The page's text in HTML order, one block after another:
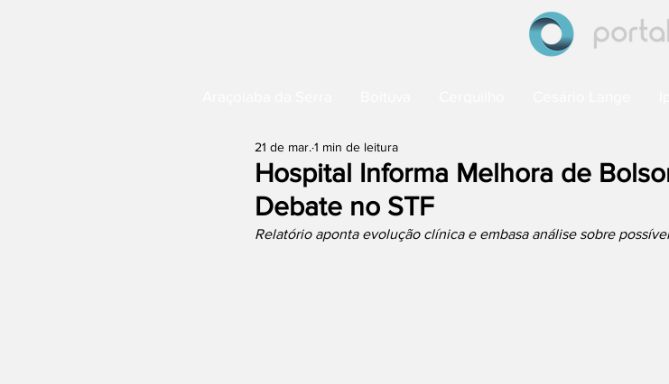
Hospital Informa Melhora de
Debate no STF
21 de mar. 1 min de leitura
Relatório aponta evolução clínica e embasa análise sobre